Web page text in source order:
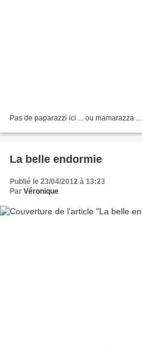
Pas de paparazzi ici ... ou mamarazza ...
La belle endormie
Publié le 23/04/2012 à 13:23
Par Véronique